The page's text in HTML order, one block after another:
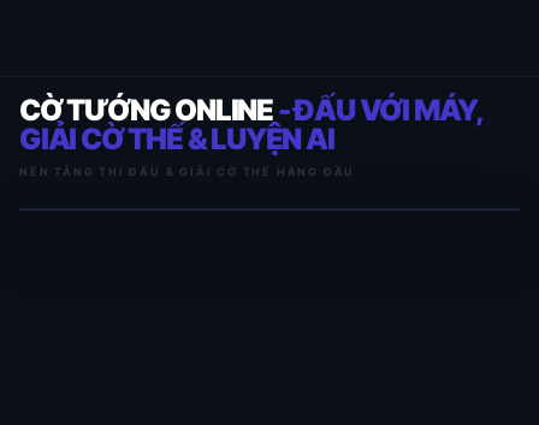
CỜ TƯỚNG ONLINE- ĐẤU VỚI MÁY,
GIẢI CỜ THẾ & LUYỆN AI
NỀN TẢNG THI ĐẤU & GIẢI CỜ THẾ HÀNG ĐẦU